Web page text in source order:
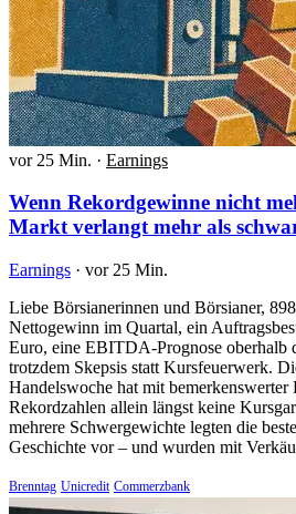
vor 25 Min. · Earnings
Wenn Rekordgewinne nicht
Markt verlangt mehr als
Earnings · vor 25 Min.
Liebe Börsianerinnen und Börsianer,
Nettogewinn im Quartal, ein
Euro, eine EBITDA-Prognose oberhalb
trotzdem Skepsis statt Kursfeuerwerk.
Handelswoche hat mit bemerkenswerter
Rekordzahlen allein längst keine
mehrere Schwergewichte legten die
Geschichte vor – und wurden mit
Brenntag Unicredit Commerzbank